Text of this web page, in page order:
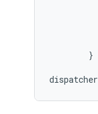
}
dispatcher